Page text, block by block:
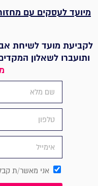
לקביעת מועד לשיחת
ותועברו לשאלון
אני מאשר/ת